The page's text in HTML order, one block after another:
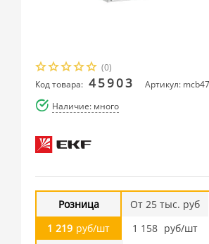
(0)
Код товара: 45903
Артикул:
Наличие: много
Розница
1 219 руб/шт
От 25 тыс. руб
1 158 руб/шт